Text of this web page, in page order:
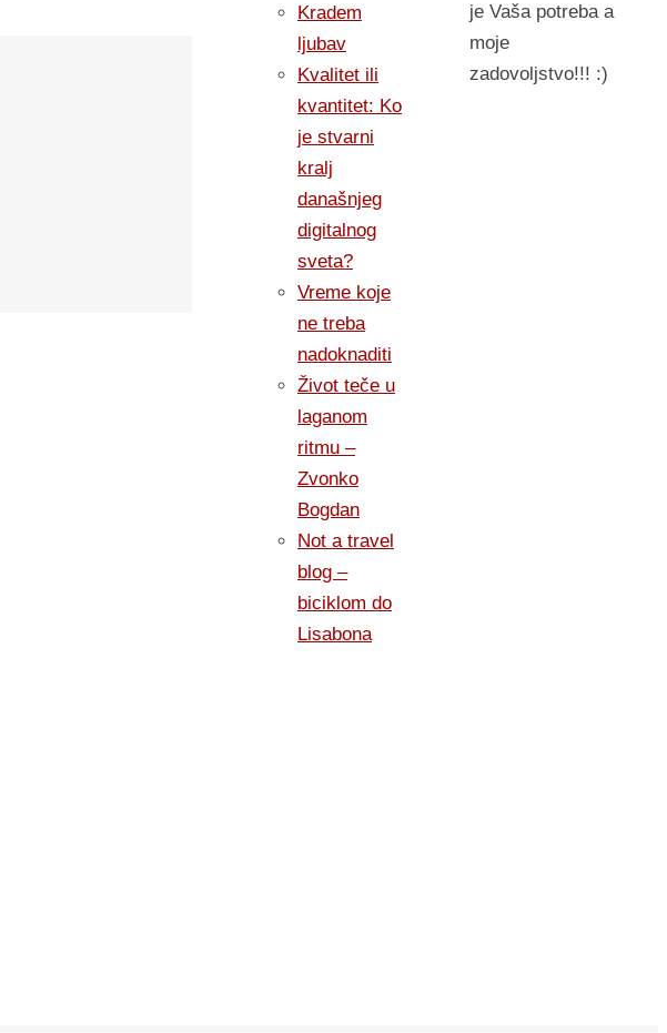
Kradem
ljubav
Kvalitet ili
kvantitet: Ko
je stvarni
kralj
današnjeg
digitalnog
sveta?
Vreme koje
ne treba
nadoknaditi
Život teče u
laganom
ritmu –
Zvonko
Bogdan
Not a travel
blog –
biciklom do
Lisabona
je Vaša potreba a
moje
zadovoljstvo!!! :)